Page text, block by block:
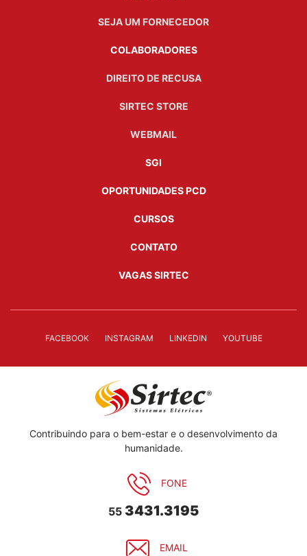
SEJA UM FORNECEDOR
COLABORADORES
DIREITO DE RECUSA
SIRTEC STORE
WEBMAIL
SGI
OPORTUNIDADES PCD
CURSOS
CONTATO
VAGAS SIRTEC
FACEBOOK INSTAGRAM LINKEDIN YOUTUBE
Contribuindo para o bem-estar e o desenvolvimento da
humanidade.
FONE
55 3431.3195
EMAIL